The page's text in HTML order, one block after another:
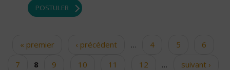
POSTULER
Pages« premier ‹ précédent … 4 5
6
7
8 9 10 11 12 …
suivant ›